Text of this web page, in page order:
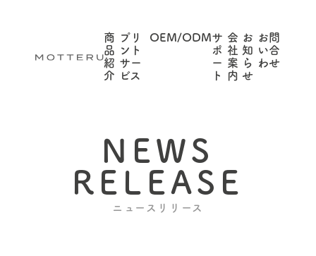
商
品
紹
介
プリ
ント
サー
ビス
OEM/ODMサ
ポ
ー
ト
会
社
案
内
お
知
ら
せ
お問
い合
わせ
NEWS
RELEASE
ニュースリリース